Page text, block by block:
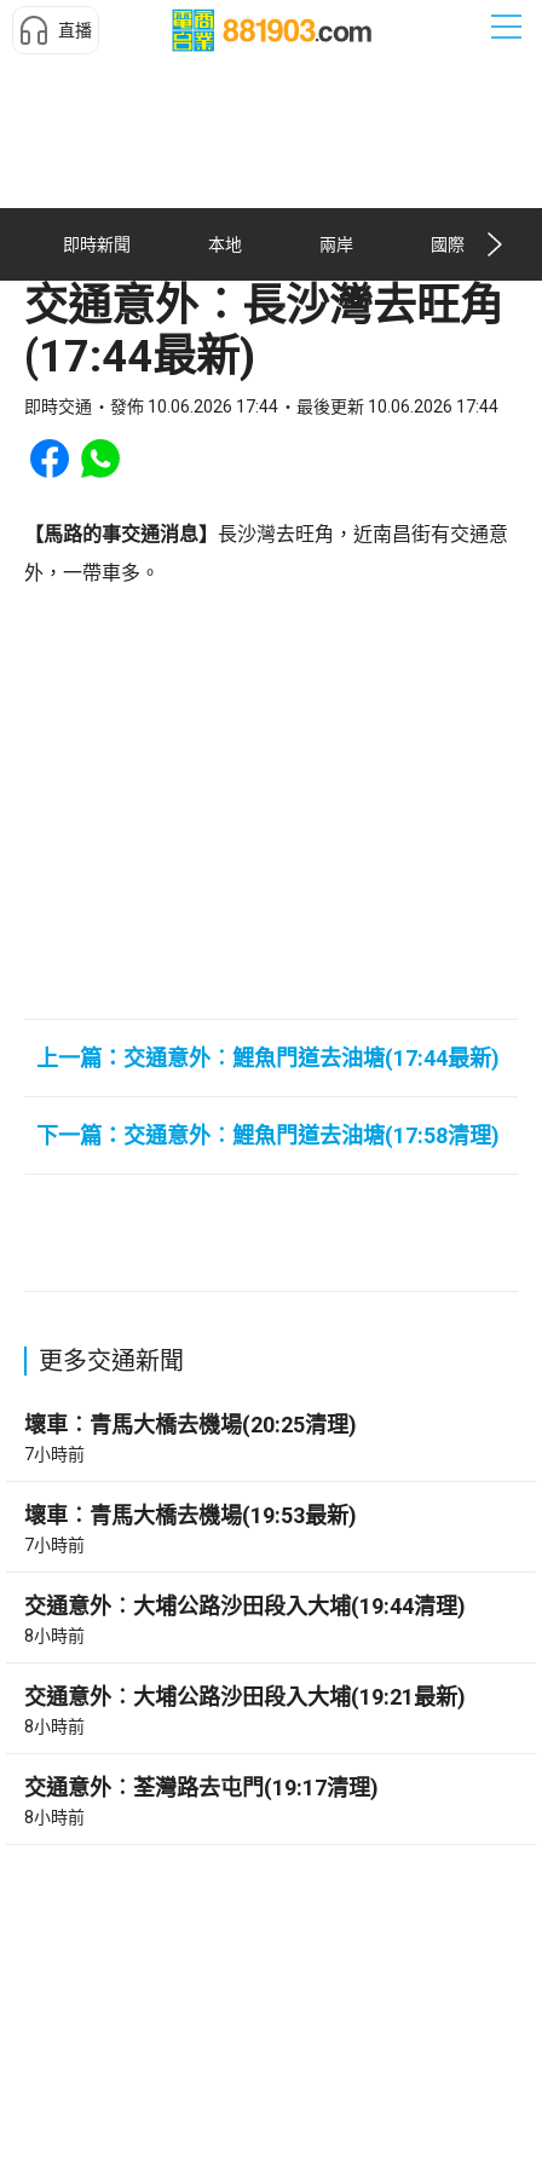
直播
即時新聞 本地 兩岸 國際
交通意外︰長沙灣去旺角
(17:44最新)
即時交通 發佈 10.06.2026 17:44 最後更新 10.06.2026 17:44
Share to Facebook
Share to WhatsApp
【馬路的事交通消息】 長沙灣去旺角，近南昌街有交通意
外，一帶車多。
上一篇：交通意外︰鯉魚門道去油塘(17:44最新)
下一篇：交通意外︰鯉魚門道去油塘(17:58清理)
更多交通新聞
壞車︰青馬大橋去機場(20:25清理)
7小時前
壞車︰青馬大橋去機場(19:53最新)
7小時前
交通意外︰大埔公路沙田段入大埔(19:44清理)
8小時前
交通意外︰大埔公路沙田段入大埔(19:21最新)
8小時前
交通意外︰荃灣路去屯門(19:17清理)
8小時前